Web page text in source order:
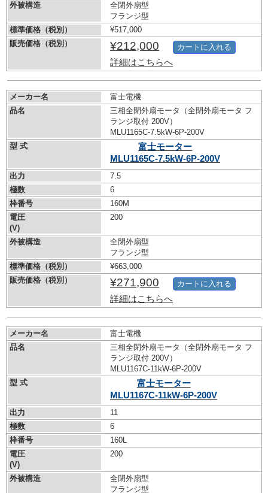
外被構造
全閉外扇型
フランジ型
標準価格（税別）
¥517,000
販売価格（税別）
¥212,000
詳細はこちらへ
カートに入れる
メーカー名
富士電機
品名
三相全閉外扇モータ（全閉外扇モータ フ
ランジ取付 200V）
MLU1165C-7.5kW-6P-200V
型 式
富士モーター
MLU1165C-7.5kW-6P-200V
出力
7.5
極数
6
枠番号
160M
電圧
(V)
200
外被構造
全閉外扇型
フランジ型
標準価格（税別）
¥663,000
販売価格（税別）
¥271,900
詳細はこちらへ
カートに入れる
メーカー名
富士電機
品名
三相全閉外扇モータ（全閉外扇モータ フ
ランジ取付 200V）
MLU1167C-11kW-6P-200V
型 式
富士モーター
MLU1167C-11kW-6P-200V
出力
11
極数
6
枠番号
160L
電圧
(V)
200
外被構造
全閉外扇型
フランジ型